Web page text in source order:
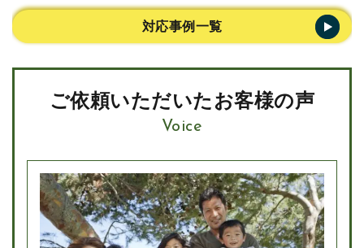
対応事例一覧
ご依頼いただいたお客様の声
Voice